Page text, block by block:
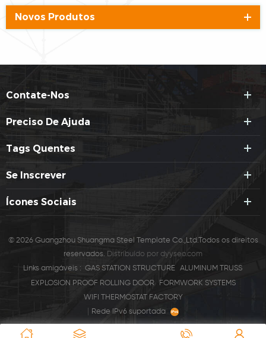
Novos Produtos
Contate-Nos
Preciso De Ajuda
Tags Quentes
Se Inscrever
Ícones Sociais
© 2026 Guangzhou Shuangma Steel Template Co.,Ltd.Todos os direitos
reservados. Distribuído por dyyseo.com
Links amigáveis : GAS STATION STRUCTURE
ALUMINUM TRUSS
EXPLOSION PROOF ROLLING DOOR
FORMWORK SYSTEMS
WIFI THERMOSTAT FACTORY
Rede IPv6 suportada